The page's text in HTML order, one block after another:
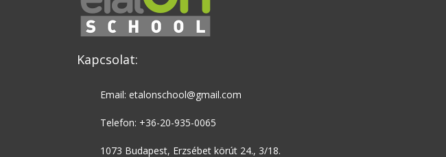
Kapcsolat:
Email: etalonschool@gmail.com
Telefon: +36-20-935-0065
1073 Budapest, Erzsébet körút 24., 3/18.